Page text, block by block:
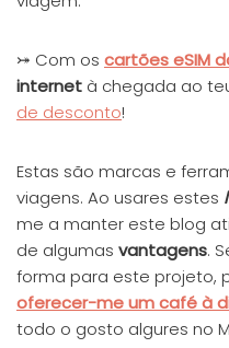
⤖ Com os cartões eSIM
internet à chegada ao
de desconto!
Estas são marcas e
viagens. Ao usares estes
me a manter este blog
de algumas vantagens.
forma para este projeto,
oferecer-me um café à
todo o gosto algures no